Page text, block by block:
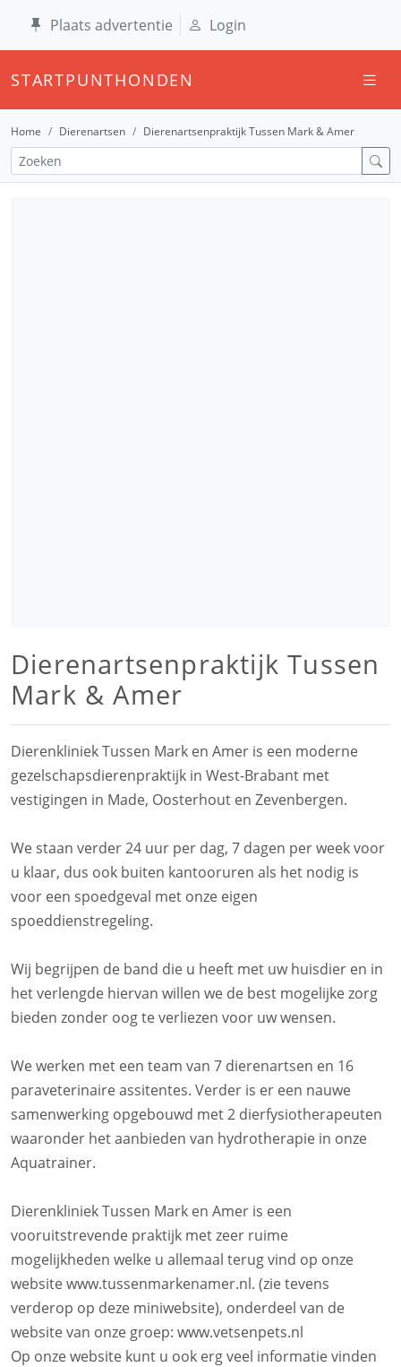
Plaats advertentie Login
STARTPUNTHONDEN
Home Dierenartsen Dierenartsenpraktijk Tussen Mark & Amer
Dierenartsenpraktijk Tussen
Mark & Amer
Dierenkliniek Tussen Mark en Amer is een moderne
gezelschapsdierenpraktijk in West-Brabant met
vestigingen in Made, Oosterhout en Zevenbergen.
We staan verder 24 uur per dag, 7 dagen per week voor
u klaar, dus ook buiten kantooruren als het nodig is
voor een spoedgeval met onze eigen
spoeddienstregeling.
Wij begrijpen de band die u heeft met uw huisdier en in
het verlengde hiervan willen we de best mogelijke zorg
bieden zonder oog te verliezen voor uw wensen.
We werken met een team van 7 dierenartsen en 16
paraveterinaire assitentes. Verder is er een nauwe
samenwerking opgebouwd met 2 dierfysiotherapeuten
waaronder het aanbieden van hydrotherapie in onze
Aquatrainer.
Dierenkliniek Tussen Mark en Amer is een
vooruitstrevende praktijk met zeer ruime
mogelijkheden welke u allemaal terug vind op onze
website www.tussenmarkenamer.nl. (zie tevens
verderop op deze miniwebsite), onderdeel van de
website van onze groep: www.vetsenpets.nl
Op onze website kunt u ook erg veel informatie vinden